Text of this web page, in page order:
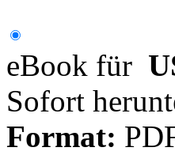
eBook für
Sofort
Format: